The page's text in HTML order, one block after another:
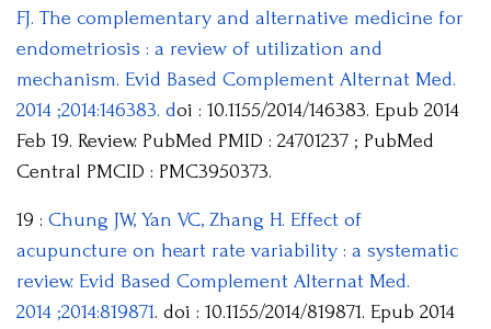
FJ. The complementary and alternative medicine for
endometriosis : a review of utilization and
mechanism. Evid Based Complement Alternat Med.
2014 ;2014:146383. doi : 10.1155/2014/146383. Epub 2014
Feb 19. Review. PubMed PMID : 24701237 ; PubMed
Central PMCID : PMC3950373.
19 : Chung JW, Yan VC, Zhang H. Effect of
acupuncture on heart rate variability : a systematic
review. Evid Based Complement Alternat Med.
2014 ;2014:819871. doi : 10.1155/2014/819871. Epub 2014